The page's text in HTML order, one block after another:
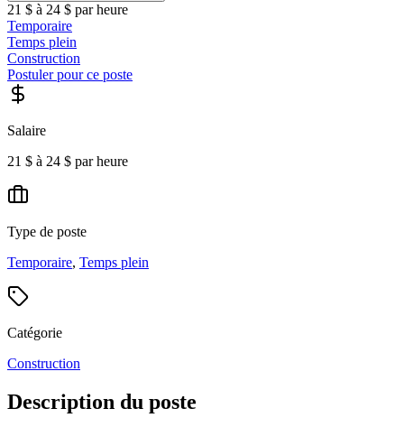
21 $ à 24 $ par heure
Temporaire
Temps plein
Construction
Postuler pour ce poste
Salaire
21 $ à 24 $ par heure
Type de poste
Temporaire, Temps plein
Catégorie
Construction
Description du poste